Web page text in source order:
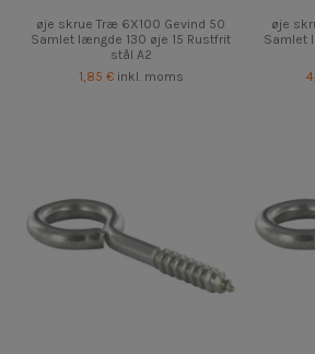
øje skrue Træ 6X100 Gevind 50
Samlet længde 130 øje 15 Rustfrit
stål A2
1,85 € inkl. moms
øje
Samlet